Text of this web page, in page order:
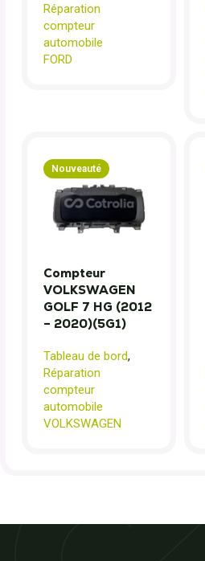
Réparation
compteur
automobile
FORD
Nouveauté
Compteur
VOLKSWAGEN
GOLF 7 HG (2012
– 2020)(5G1)
Tableau de bord,
Réparation
compteur
automobile
VOLKSWAGEN